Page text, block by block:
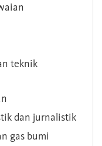
teknik
dan jurnalistik
gas bumi